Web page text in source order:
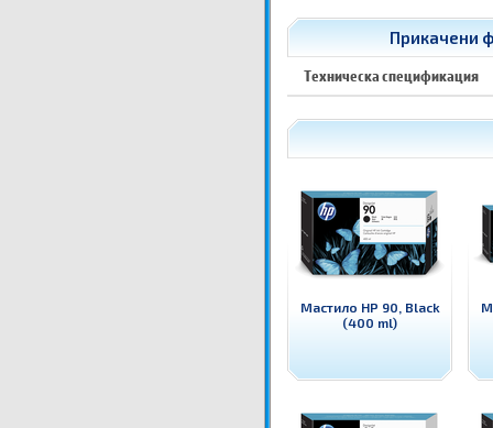
Прикачени
Техническа спецификация
Мастило HP 90, Black
(400 ml)